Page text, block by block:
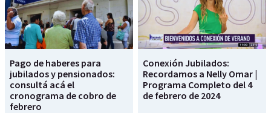
Pago de haberes para
jubilados y pensionados:
consultá acá el
cronograma de cobro de
febrero
Conexión Jubilados:
Recordamos a Nelly Omar |
Programa Completo del 4
de febrero de 2024